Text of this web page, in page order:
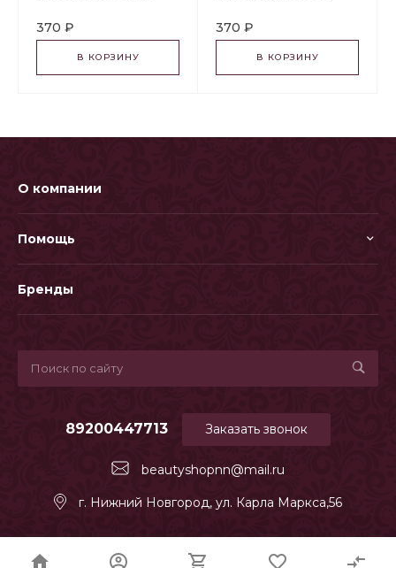
370 ₽
В КОРЗИНУ
370 ₽
В КОРЗИНУ
О компании
Помощь
Бренды
beautyshopnn@mail.ru
89200447713
г. Нижний Новгород, ул. Карла Маркса,56
Заказать звонок